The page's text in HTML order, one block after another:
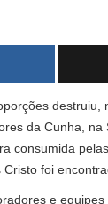
da Cunha,
consumida
foi
e